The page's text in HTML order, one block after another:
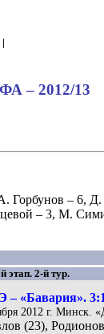
|
– 2012/13
Горбунов – 6, Д.
– 3, М.
этап. 2-й тур.
– «Бавария». 3:1
2012 г. Минск.
(23),